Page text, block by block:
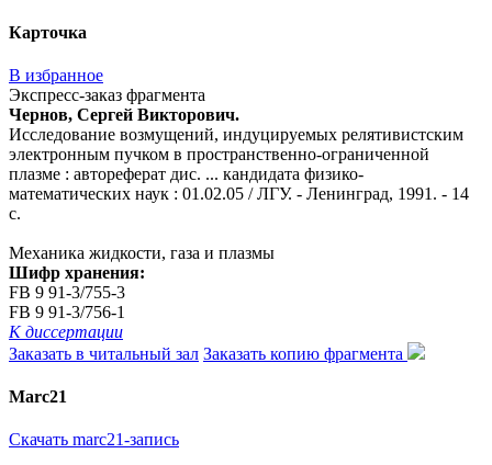
Карточка
В избранное
Экспресс-заказ фрагмента
Чернов, Сергей Викторович.
Исследование возмущений, индуцируемых релятивистским
электронным пучком в пространственно-ограниченной
плазме : автореферат дис. ... кандидата физико-
математических наук : 01.02.05 / ЛГУ. - Ленинград, 1991. - 14
с.
Механика жидкости, газа и плазмы
Шифр хранения:
FB 9 91-3/755-3
FB 9 91-3/756-1
К диссертации
Заказать в читальный зал Заказать копию фрагмента
Marc21
Скачать marc21-запись